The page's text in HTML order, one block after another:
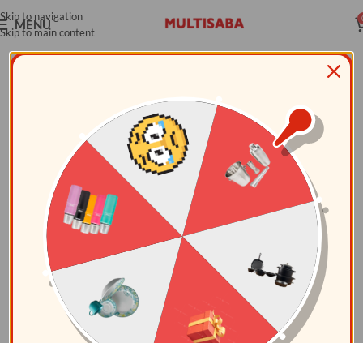
Skip to navigation
Skip to main content
MENÚ